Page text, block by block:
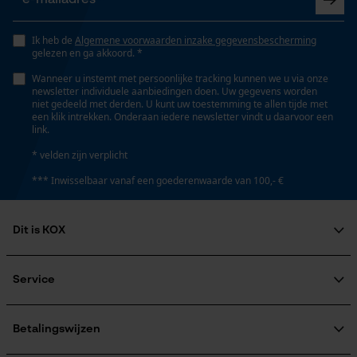
Ik heb de Algemene voorwaarden inzake gegevensbescherming
gelezen en ga akkoord. *
Wanneer u instemt met persoonlijke tracking kunnen we u via onze
newsletter individuele aanbiedingen doen. Uw gegevens worden
niet gedeeld met derden. U kunt uw toestemming te allen tijde met
een klik intrekken. Onderaan iedere newsletter vindt u daarvoor een
link.
* velden zijn verplicht
*** Inwisselbaar vanaf een goederenwaarde van 100,- €
Dit is KOX
Maatschappelijke betrokkenheid
Aanmelding nieuwsbrief
Service
KOX catalogus
Betalingswijzen